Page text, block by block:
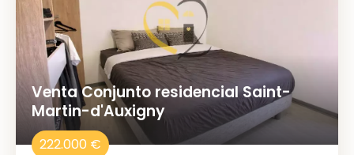
Venta Conjunto residencial Saint-
Martin-d'Auxigny
222.000 €